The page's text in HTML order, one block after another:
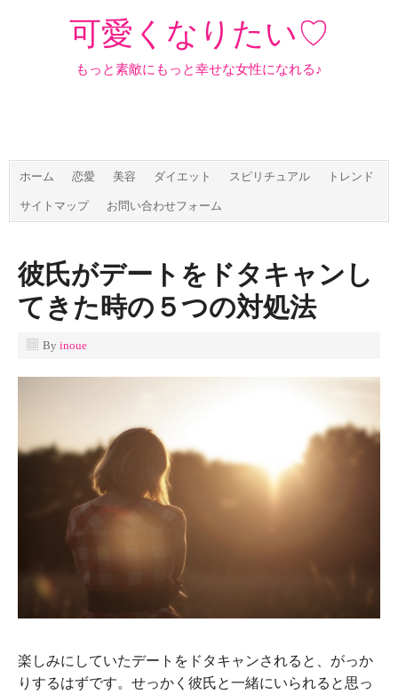
可愛くなりたい♡
もっと素敵にもっと幸せな女性になれる♪
ホーム 恋愛 美容 ダイエット スピリチュアル トレンド
サイトマップ お問い合わせフォーム
彼氏がデートをドタキャンし
てきた時の５つの対処法
By inoue
楽しみにしていたデートをドタキャンされると、がっか
りするはずです。せっかく彼氏と一緒にいられると思っ